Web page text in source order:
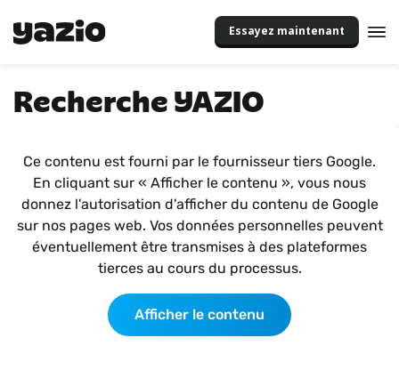
Essayez maintenant
Recherche YAZIO
Ce contenu est fourni par le fournisseur tiers Google.
En cliquant sur « Afficher le contenu », vous nous
donnez l'autorisation d'afficher du contenu de Google
sur nos pages web. Vos données personnelles peuvent
éventuellement être transmises à des plateformes
tierces au cours du processus.
Afficher le contenu